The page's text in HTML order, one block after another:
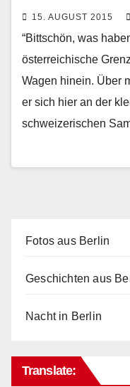
15. AUGUST 2015
“Bittschön, was
österreichische
Wagen hinein. Über
er sich hier an der
schweizerischen
Fotos aus Berlin
Geschichten aus
Nacht in Berlin
Translate: